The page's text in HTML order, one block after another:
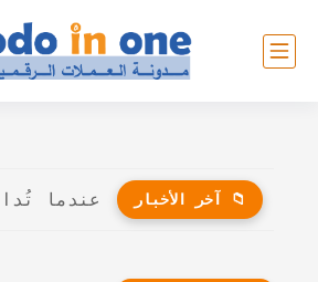
📁 آخر الأخبار